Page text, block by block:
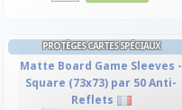
PROTÈGES CARTES SPÉCIAUX
Matte Board Game Sleeves -
Square (73x73) par 50 Anti-
Reflets